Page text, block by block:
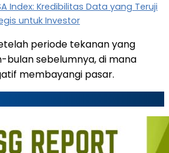
Index: Kredibilitas Data yang Teruji
untuk Investor
periode tekanan yang
bulan sebelumnya, di mana
membayangi pasar.